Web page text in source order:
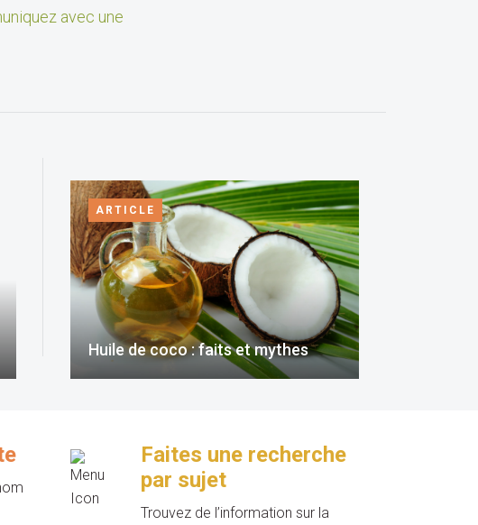
avec une
ARTICLE
Huile de coco : faits et mythes
Faites une recherche
par sujet
Trouvez de l’information sur la